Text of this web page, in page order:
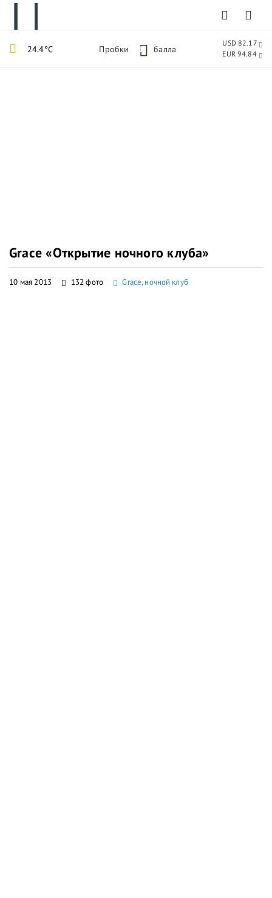
Grace «Открытие ночного клуба»
10 мая 2013 132 фото Grace, ночной клуб
24.4°C Пробки 1 балла
USD 82.17
EUR 94.84